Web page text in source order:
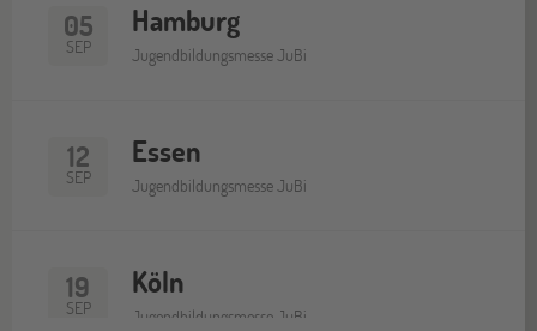
05
SEP
Hamburg
Jugendbildungsmesse JuBi
12
SEP
Essen
Jugendbildungsmesse JuBi
19
SEP
Köln
Jugendbildungsmesse JuBi